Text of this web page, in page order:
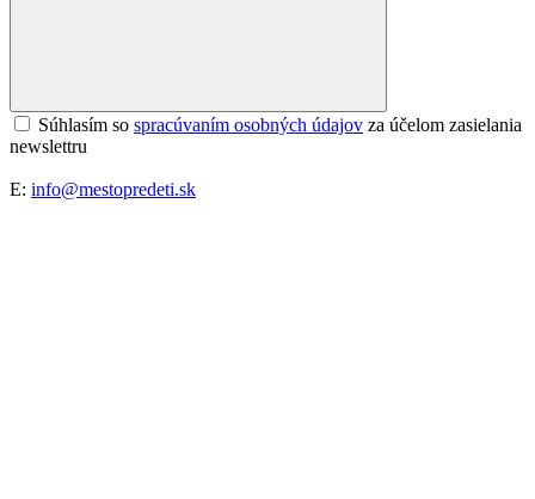
Súhlasím so spracúvaním osobných údajov za účelom zasielania
newslettru
E: info@mestopredeti.sk